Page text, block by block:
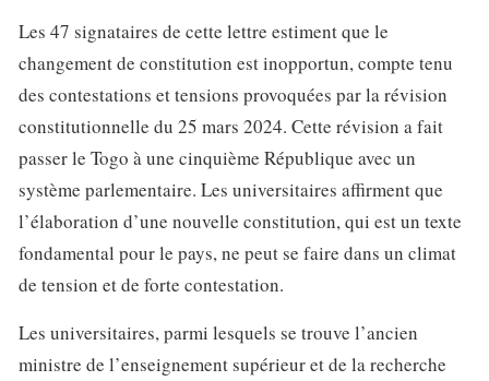
Les 47 signataires de cette lettre estiment que le
changement de constitution est inopportun, compte tenu
des contestations et tensions provoquées par la révision
constitutionnelle du 25 mars 2024. Cette révision a fait
passer le Togo à une cinquième République avec un
système parlementaire. Les universitaires affirment que
l’élaboration d’une nouvelle constitution, qui est un texte
fondamental pour le pays, ne peut se faire dans un climat
de tension et de forte contestation.
Les universitaires, parmi lesquels se trouve l’ancien
ministre de l’enseignement supérieur et de la recherche